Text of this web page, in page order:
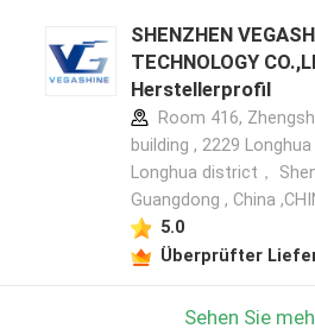
SHENZHEN
TECHNOLOGY
Herstellerprofil
Room 416,
building , 2229 Longhua
Longhua district，
Guangdong , China
5.0
Überprüfter
Sehen Sie